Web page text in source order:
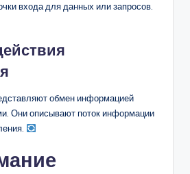
входа для данных или запросов.
обмен информацией
Они описывают поток информации